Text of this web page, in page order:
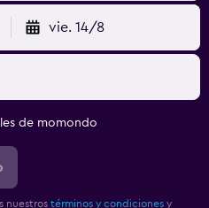
vie. 14/8
de momondo
nuestros términos y condiciones y